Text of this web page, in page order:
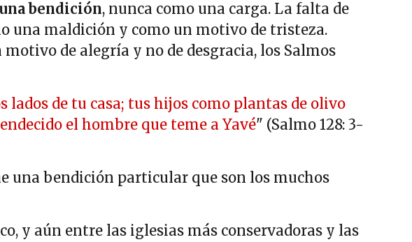
bendición, nunca como una carga. La falta de
una maldición y como un motivo de tristeza.
de alegría y no de desgracia, los Salmos
de tu casa; tus hijos como plantas de olivo
el hombre que teme a Yavé" (Salmo 128: 3-
una bendición particular que son los muchos
y aún entre las iglesias más conservadoras y las